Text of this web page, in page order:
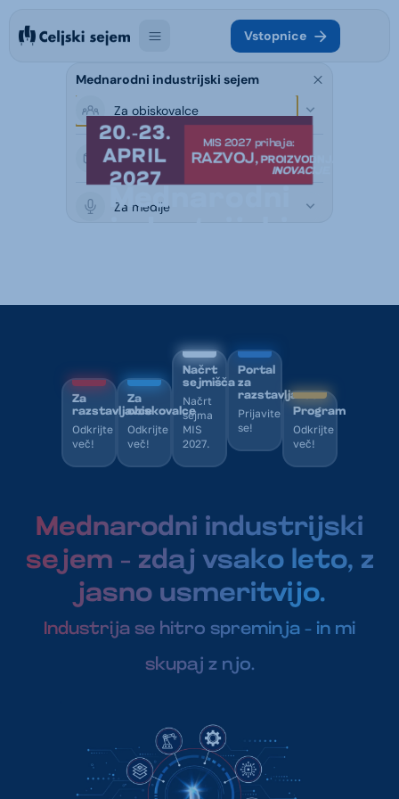
Vstopnice
Mednarodni industrijski sejem
Za obiskovalce
Za razstavljavce
Za medije
20.-23.
APRIL
2027
MIS 2027 prihaja:
RAZVOJ, PROIZVODNJA,
INOVACIJE
Mednarodni
Za
razstavljavce
Odkrijte
več!
Za
obiskovalce
Odkrijte
več!
Načrt
sejmišča
Načrt
sejma
MIS
2027.
Portal
za
razstavljavce
Prijavite
se!
Program
Odkrijte
več!
Mednarodni industrijski
sejem – zdaj vsako leto, z
jasno usmeritvijo.
Industrija se hitro spreminja – in mi
skupaj z njo.